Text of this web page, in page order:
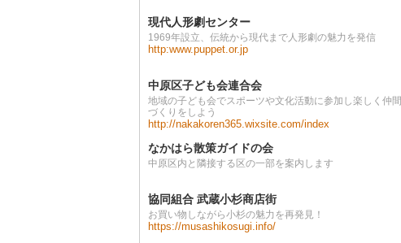
現代人形劇センター
1969年設立、伝統から現代まで人形劇の魅力を発信
http:www.puppet.or.jp
中原区子ども会連合会
地域の子ども会でスポーツや文化活動に参加し楽しく仲間
づくりをしよう
http://nakakoren365.wixsite.com/index
なかはら散策ガイドの会
中原区内と隣接する区の一部を案内します
協同組合 武蔵小杉商店街
お買い物しながら小杉の魅力を再発見！
https://musashikosugi.info/